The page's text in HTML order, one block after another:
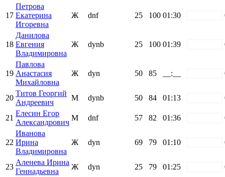
17
Петрова
Екатерина
Игоревна
Ж dnf 25 100 01:30
18
Данилова
Евгения
Владимировна
Ж dynb 25 100 01:39
19
Павлова
Анастасия
Михайловна
Ж dyn 50 85 __:__
20
Титов Георгий
Андреевич
М dynb 50 84 01:13
21
Елесин Егор
Александрович
М dnf 57 82 01:36
22
Иванова
Ирина
Владимировна
Ж dyn 69 79 01:10
23
Аленева Ирина
Геннадьевна
Ж dyn 25 79 01:25